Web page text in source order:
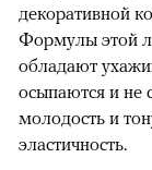
декоративной
Формулы этой
обладают
осыпаются и не
молодость и
эластичность.